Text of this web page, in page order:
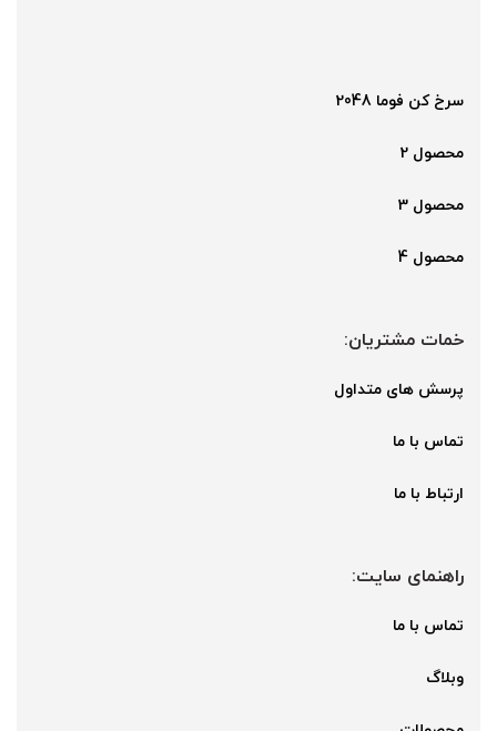
سرخ کن فوما 2048
محصول 2
محصول 3
محصول 4
خمات مشتریان:
پرسش های متداول
تماس با ما
ارتباط با ما
راهنمای سایت:
تماس با ما
وبلاگ